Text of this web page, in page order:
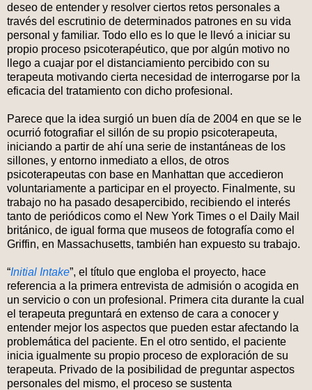
deseo de entender y resolver ciertos retos personales a
través del escrutinio de determinados patrones en su vida
personal y familiar. Todo ello es lo que le llevó a iniciar su
propio proceso psicoterapéutico, que por algún motivo no
llego a cuajar por el distanciamiento percibido con su
terapeuta motivando cierta necesidad de interrogarse por la
eficacia del tratamiento con dicho profesional.
Parece que la idea surgió un buen día de 2004 en que se le
ocurrió fotografiar el sillón de su propio psicoterapeuta,
iniciando a partir de ahí una serie de instantáneas de los
sillones, y entorno inmediato a ellos, de otros
psicoterapeutas con base en Manhattan que accedieron
voluntariamente a participar en el proyecto. Finalmente, su
trabajo no ha pasado desapercibido, recibiendo el interés
tanto de periódicos como el New York Times o el Daily Mail
británico, de igual forma que museos de fotografía como el
Griffin, en Massachusetts, también han expuesto su trabajo.
“Initial Intake”, el título que engloba el proyecto, hace
referencia a la primera entrevista de admisión o acogida en
un servicio o con un profesional. Primera cita durante la cual
el terapeuta preguntará en extenso de cara a conocer y
entender mejor los aspectos que pueden estar afectando la
problemática del paciente. En el otro sentido, el paciente
inicia igualmente su propio proceso de exploración de su
terapeuta. Privado de la posibilidad de preguntar aspectos
personales del mismo, el proceso se sustenta